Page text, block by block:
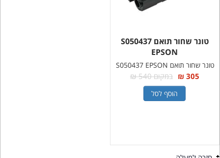
טונר שחור תואם S050437
EPSON
טונר שחור תואם S050437 EPSON
305 ₪ במקום 540 ₪
הוסף לסל